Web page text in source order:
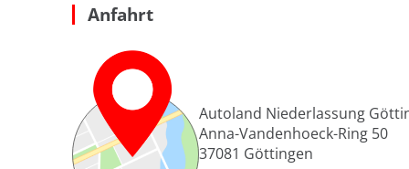
Anfahrt
Autoland Niederlassung
Anna-Vandenhoeck-Ring 50
37081 Göttingen